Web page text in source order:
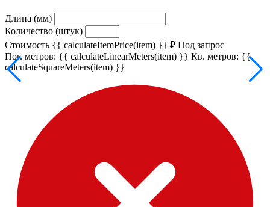
Длина (мм)
Количество (штук)
Стоимость {{ calculateItemPrice(item) }} ₽ Под запрос
Пог. метров: {{ calculateLinearMeters(item) }} Кв. метров: {{
calculateSquareMeters(item) }}